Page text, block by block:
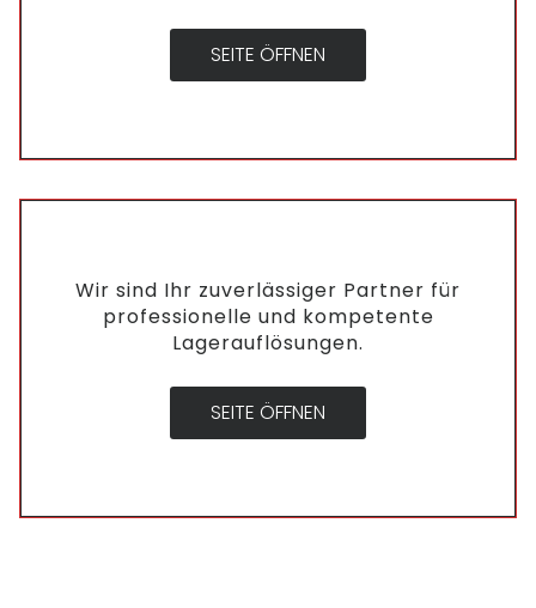
SEITE ÖFFNEN
Wir sind Ihr zuverlässiger Partner für
professionelle und kompetente
Lagerauflösungen.
SEITE ÖFFNEN